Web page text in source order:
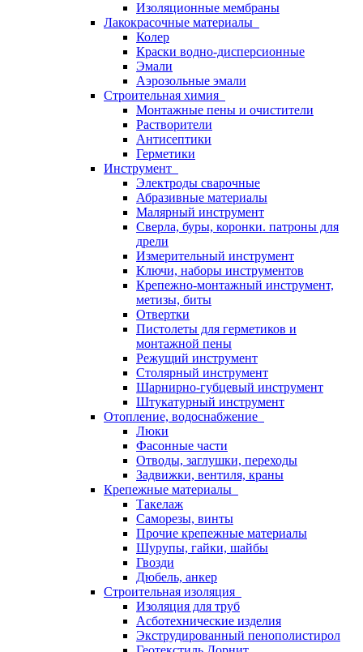
Изоляционные мембраны
Лакокрасочные материалы
Колер
Краски водно-дисперсионные
Эмали
Аэрозольные эмали
Строительная химия
Монтажные пены и очистители
Растворители
Антисептики
Герметики
Инструмент
Электроды сварочные
Абразивные материалы
Малярный инструмент
Сверла, буры, коронки. патроны для
дрели
Измерительный инструмент
Ключи, наборы инструментов
Крепежно-монтажный инструмент,
метизы, биты
Отвертки
Пистолеты для герметиков и
монтажной пены
Режущий инструмент
Столярный инструмент
Шарнирно-губцевый инструмент
Штукатурный инструмент
Отопление, водоснабжение
Люки
Фасонные части
Отводы, заглушки, переходы
Задвижки, вентиля, краны
Крепежные материалы
Такелаж
Саморезы, винты
Прочие крепежные материалы
Шурупы, гайки, шайбы
Гвозди
Дюбель, анкер
Строительная изоляция
Изоляция для труб
Асботехнические изделия
Экструдированный пенополистирол